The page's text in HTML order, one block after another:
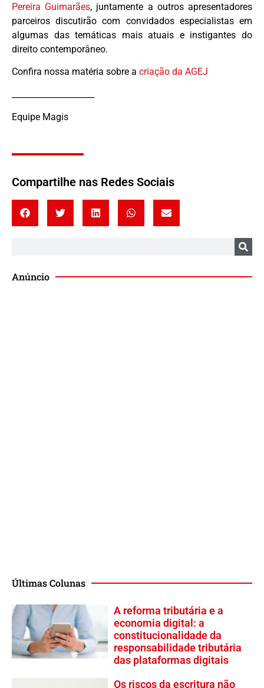
Pereira Guimarães, juntamente a outros apresentadores
parceiros discutirão com convidados especialistas em
algumas das temáticas mais atuais e instigantes do
direito contemporâneo.
Confira nossa matéria sobre a criação da AGEJ
Equipe Magis
Compartilhe nas Redes Sociais
Anúncio
Últimas Colunas
A reforma tributária e a
economia digital: a
constitucionalidade da
responsabilidade tributária
das plataformas digitais
Os riscos da escritura não